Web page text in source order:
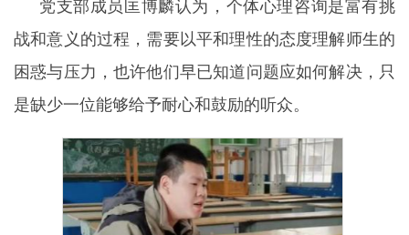
党支部成员匡博麟认为，个体心理咨询是富有挑
战和意义的过程，需要以平和理性的态度理解师生的
困惑与压力，也许他们早已知道问题应如何解决，只
是缺少一位能够给予耐心和鼓励的听众。